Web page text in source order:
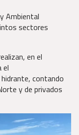
Ambiental
sectores
en el
el
contando
y de privados